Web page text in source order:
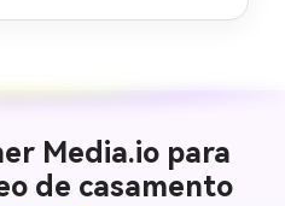
Media.io para
de casamento